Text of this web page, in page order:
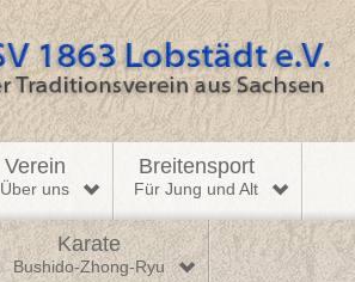
Verein
Über uns
Breitensport
Für Jung und Alt
Karate
Bushido-Zhong-Ryu